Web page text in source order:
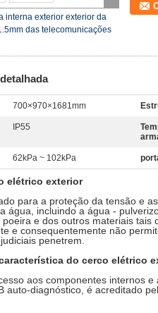
interna exterior exterior da
das telecomunicações
700×970×1681mm
IP55
62kPa ~ 102kPa
elétrico exterior
para a proteção da tensão e
água, incluindo a água -
e dos outros materiais
e consequentemente não
penetrem.
do cerco elétrico
aos componentes internos
auto-diagnóstico, é acreditado